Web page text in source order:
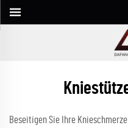
Beseitigen Sie Ihre